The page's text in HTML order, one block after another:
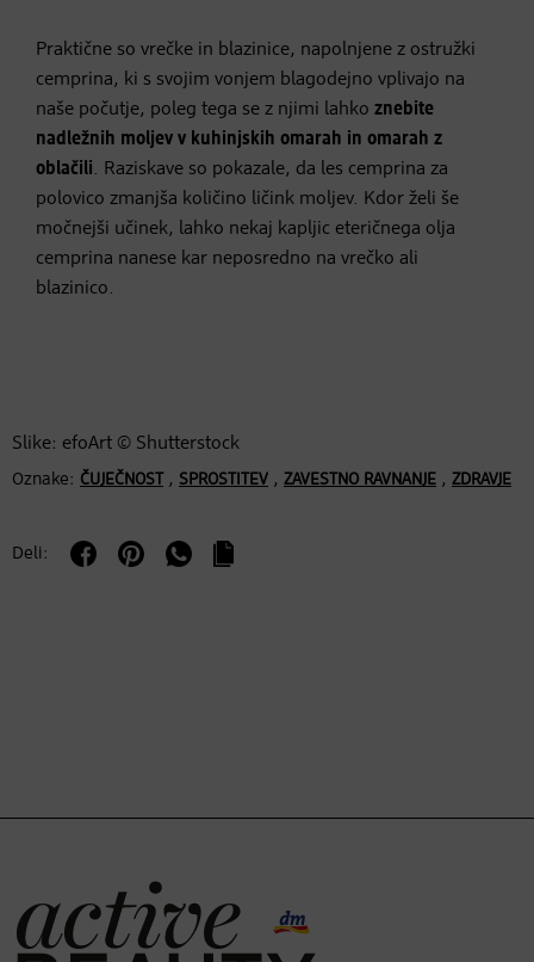
Praktične so vrečke in blazinice, napolnjene z ostružki
cemprina, ki s svojim vonjem blagodejno vplivajo na
naše počutje, poleg tega se z njimi lahko znebite
nadležnih moljev v kuhinjskih omarah in omarah z
oblačili. Raziskave so pokazale, da les cemprina za
polovico zmanjša količino ličink moljev. Kdor želi še
močnejši učinek, lahko nekaj kapljic eteričnega olja
cemprina nanese kar neposredno na vrečko ali
blazinico.
Slike: efoArt © Shutterstock
Oznake: ČUJEČNOST, SPROSTITEV , ZAVESTNO RAVNANJE , ZDRAVJE
Deli: